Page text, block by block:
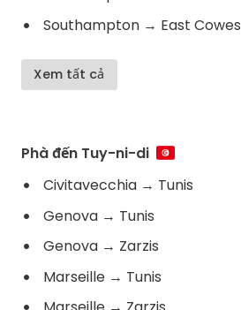
Southampton → East Cowes
Xem tất cả
Phà đến Tuy-ni-di
Civitavecchia → Tunis
Genova → Tunis
Genova → Zarzis
Marseille → Tunis